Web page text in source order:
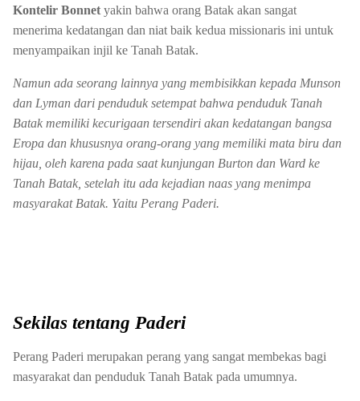
Kontelir Bonnet yakin bahwa orang Batak akan sangat
menerima kedatangan dan niat baik kedua missionaris ini untuk
menyampaikan injil ke Tanah Batak.
Namun ada seorang lainnya yang membisikkan kepada Munson
dan Lyman dari penduduk setempat bahwa penduduk Tanah
Batak memiliki kecurigaan tersendiri akan kedatangan bangsa
Eropa dan khususnya orang-orang yang memiliki mata biru dan
hijau, oleh karena pada saat kunjungan Burton dan Ward ke
Tanah Batak, setelah itu ada kejadian naas yang menimpa
masyarakat Batak. Yaitu Perang Paderi.
Sekilas tentang Paderi
Perang Paderi merupakan perang yang sangat membekas bagi
masyarakat dan penduduk Tanah Batak pada umumnya.